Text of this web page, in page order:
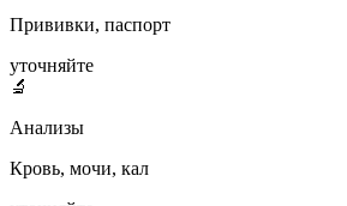
Прививки, паспорт
уточняйте
🔬
Анализы
Кровь, мочи, кал